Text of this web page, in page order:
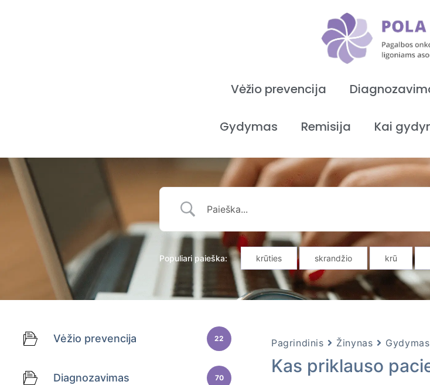
Vėžio prevencija
Gydymas Remisija Kai
Populiari paieška: krūties skrandžio krū
Vėžio prevencija 22
Diagnozavimas 70
Pagrindinis Žinynas Gydymas
Kas priklauso